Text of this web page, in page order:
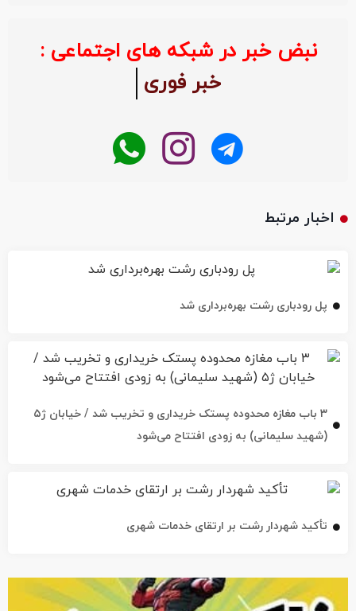
نبض خبر در شبکه های اجتماعی :
خبر فوری
اخبار مرتبط
پل رودباری رشت بهره‌برداری شد
۳ باب مغازه محدوده پستک خریداری و تخریب شد / خیابان ژ۵
(شهید سلیمانی) به زودی افتتاح می‌شود
تأکید شهردار رشت بر ارتقای خدمات شهری